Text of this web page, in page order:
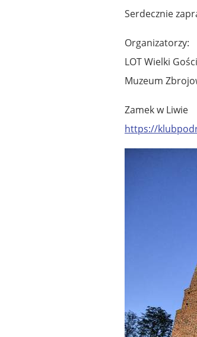
Serdecznie
Organizatorzy:
LOT Wielki
Muzeum
Zamek w Liwie
https://